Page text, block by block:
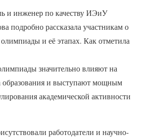
и инженер по качеству ИЭиУ
рассказала участникам о
и её этапах. Как отметила
значительно влияют на
образования и выступают мощным
академической активности
работодатели и научно-